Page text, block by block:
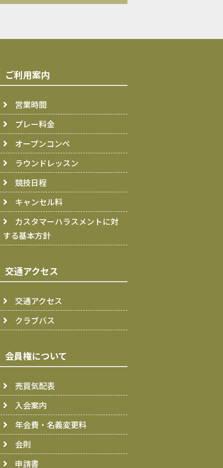
ご利用案内
営業時間
プレー料金
オープンコンペ
ラウンドレッスン
競技日程
キャンセル料
カスタマーハラスメントに対
する基本方針
交通アクセス
交通アクセス
クラブバス
会員権について
売買気配表
入会案内
年会費・名義変更料
会則
申請書